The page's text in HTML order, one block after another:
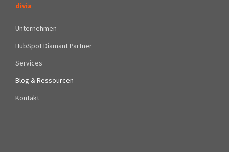
divia
Unternehmen
HubSpot Diamant Partner
Services
Blog & Ressourcen
Kontakt